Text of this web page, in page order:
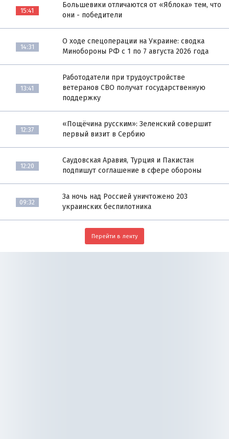
15:41
Большевики отличаются от «Яблока» тем, что
они - победители
14:31
О ходе спецоперации на Украине: сводка
Минобороны РФ с 1 по 7 августа 2026 года
13:41
Работодатели при трудоустройстве
ветеранов СВО получат государственную
поддержку
12:37
«Пощёчина русским»: Зеленский совершит
первый визит в Сербию
12:20
Саудовская Аравия, Турция и Пакистан
подпишут соглашение в сфере обороны
09:32
За ночь над Россией уничтожено 203
украинских беспилотника
Перейти в ленту